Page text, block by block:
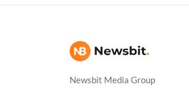
Newsbit Media Group